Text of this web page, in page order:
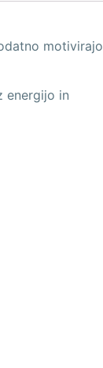
motivirajo
energijo in